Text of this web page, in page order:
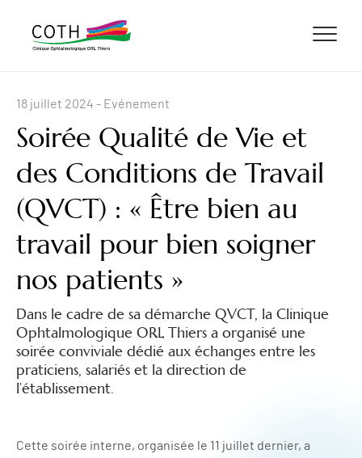
18 juillet 2024 - Evénement
Soirée Qualité de Vie et
des Conditions de Travail
(QVCT) : « Être bien au
travail pour bien soigner
nos patients »
Dans le cadre de sa démarche QVCT, la Clinique
Ophtalmologique ORL Thiers a organisé une
soirée conviviale dédié aux échanges entre les
praticiens, salariés et la direction de
l’établissement.
Cette soirée interne, organisée le 11 juillet dernier, a